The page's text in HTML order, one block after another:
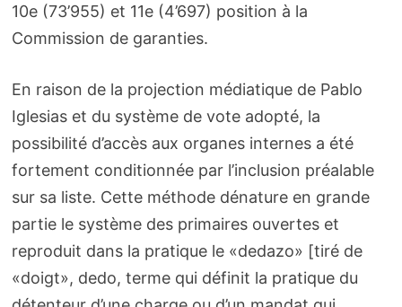
10e (73’955) et 11e (4’697) position à la
Commission de garanties.
En raison de la projection médiatique de Pablo
Iglesias et du système de vote adopté, la
possibilité d’accès aux organes internes a été
fortement conditionnée par l’inclusion préalable
sur sa liste. Cette méthode dénature en grande
partie le système des primaires ouvertes et
reproduit dans la pratique le «dedazo» [tiré de
«doigt», dedo, terme qui définit la pratique du